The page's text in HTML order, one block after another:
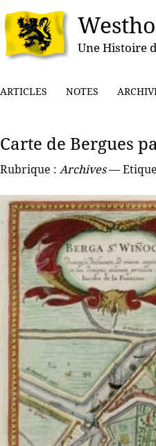
Une Histoire
ARTICLES NOTES
Carte de Bergues
Rubrique : Archives—